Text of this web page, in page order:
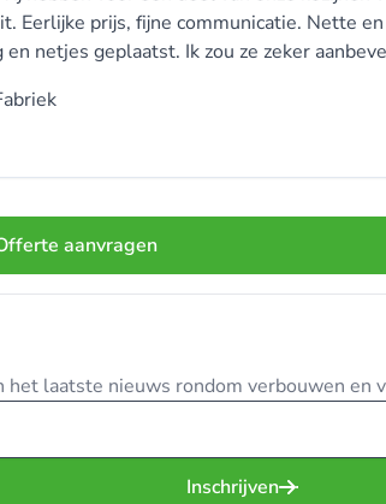
Eerlijke prijs, fijne communicatie. Nette
netjes geplaatst. Ik zou ze zeker
aanvragen
laatste nieuws rondom verbouwen en
Inschrijven